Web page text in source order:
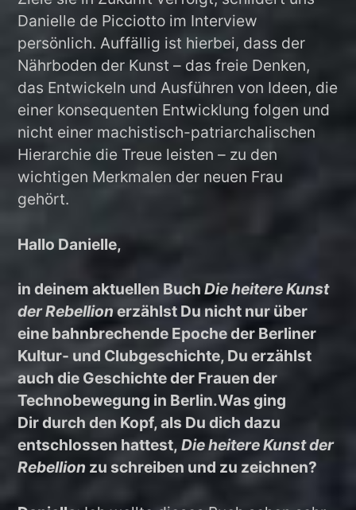
Danielle de Picciotto im Interview
persönlich. Auffällig ist hierbei, dass der
Nährboden der Kunst – das freie Denken,
das Entwickeln und Ausführen von Ideen, die
einer konsequenten Entwicklung folgen und
nicht einer machistisch-patriarchalischen
Hierarchie die Treue leisten – zu den
wichtigen Merkmalen der neuen Frau
gehört.
Hallo Danielle,
in deinem aktuellen BuchDie heitere Kunst
der Rebellionerzählst Du nicht nur über
eine bahnbrechende Epoche der Berliner
Kultur- und Clubgeschichte, Du erzählst
auch die Geschichte der Frauen der
Technobewegung in Berlin.Was ging
Dir durch den Kopf, als Du dich dazu
entschlossen hattest,Die heitere Kunst der
Rebellion zu schreiben und zu zeichnen?